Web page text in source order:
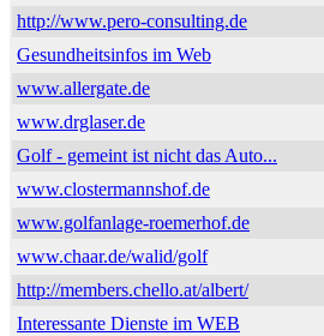
http://www.pero-consulting.de
Gesundheitsinfos im Web
www.allergate.de
www.drglaser.de
Golf - gemeint ist nicht das Auto...
www.clostermannshof.de
www.golfanlage-roemerhof.de
www.chaar.de/walid/golf
http://members.chello.at/albert/
Interessante Dienste im WEB